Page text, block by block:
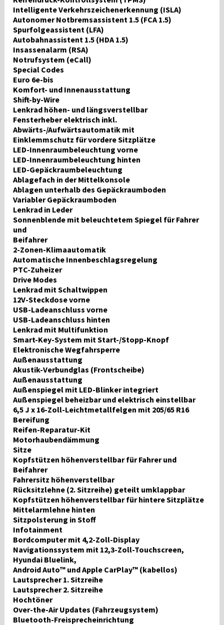
Intelligente Verkehrszeichenerkennung (ISLA)
Autonomer Notbremsassistent 1.5 (FCA 1.5)
Spurfolgeassistent (LFA)
Autobahnassistent 1.5 (HDA 1.5)
Insassenalarm (RSA)
Notrufsystem (eCall)
Special Codes
Euro 6e-bis
Komfort- und Innenausstattung
Shift-by-Wire
Lenkrad höhen- und längsverstellbar
Fensterheber elektrisch inkl.
Abwärts-/Aufwärtsautomatik mit
Einklemmschutz für vordere Sitzplätze
LED-Innenraumbeleuchtung vorne
LED-Innenraumbeleuchtung hinten
LED-Gepäckraumbeleuchtung
Ablagefach in der Mittelkonsole
Ablagen unterhalb des Gepäckraumboden
Variabler Gepäckraumboden
Lenkrad in Leder
Sonnenblende mit beleuchtetem Spiegel für Fahrer
und
Beifahrer
2-Zonen-Klimaautomatik
Automatische Innenbeschlagsregelung
PTC-Zuheizer
Drive Modes
Lenkrad mit Schaltwippen
12V-Steckdose vorne
USB-Ladeanschluss vorne
USB-Ladeanschluss hinten
Lenkrad mit Multifunktion
Smart-Key-System mit Start-/Stopp-Knopf
Elektronische Wegfahrsperre
Außenausstattung
Akustik-Verbundglas (Frontscheibe)
Außenausstattung
Außenspiegel mit LED-Blinker integriert
Außenspiegel beheizbar und elektrisch einstellbar
6,5 J x 16-Zoll-Leichtmetallfelgen mit 205/65 R16
Bereifung
Reifen-Reparatur-Kit
Motorhaubendämmung
Sitze
Kopfstützen höhenverstellbar für Fahrer und
Beifahrer
Fahrersitz höhenverstellbar
Rücksitzlehne (2. Sitzreihe) geteilt umklappbar
Kopfstützen höhenverstellbar für hintere Sitzplätze
Mittelarmlehne hinten
Sitzpolsterung in Stoff
Infotainment
Bordcomputer mit 4,2-Zoll-Display
Navigationssystem mit 12,3-Zoll-Touchscreen,
Hyundai Bluelink,
Android Auto™ und Apple CarPlay™ (kabellos)
Lautsprecher 1. Sitzreihe
Lautsprecher 2. Sitzreihe
Hochtöner
Over-the-Air Updates (Fahrzeugsystem)
Bluetooth-Freisprecheinrichtung